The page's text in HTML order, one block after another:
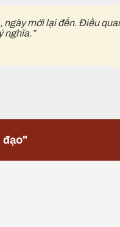
ngày mới lại đến. Điều
nghĩa.”
đạo"